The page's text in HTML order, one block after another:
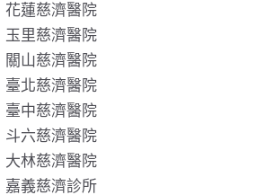
花蓮慈濟醫院
玉里慈濟醫院
關山慈濟醫院
臺北慈濟醫院
臺中慈濟醫院
斗六慈濟醫院
大林慈濟醫院
嘉義慈濟診所